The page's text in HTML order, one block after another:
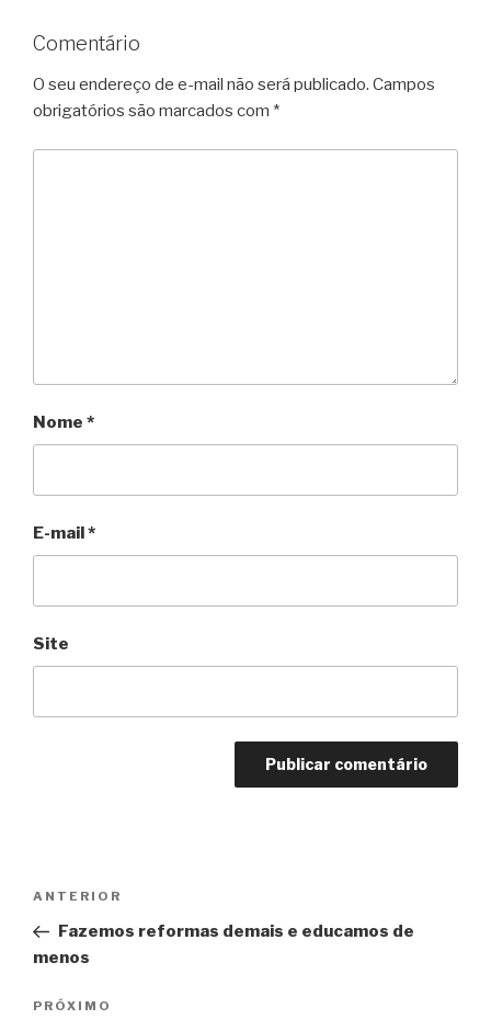
Comentário
O seu endereço de e-mail não será publicado. Campos
obrigatórios são marcados com *
Nome *
E-mail*
Site
Post
Anterior
ANTERIOR
Fazemos reformas demais e educamos de
menos
Próximo
PRÓXIMO